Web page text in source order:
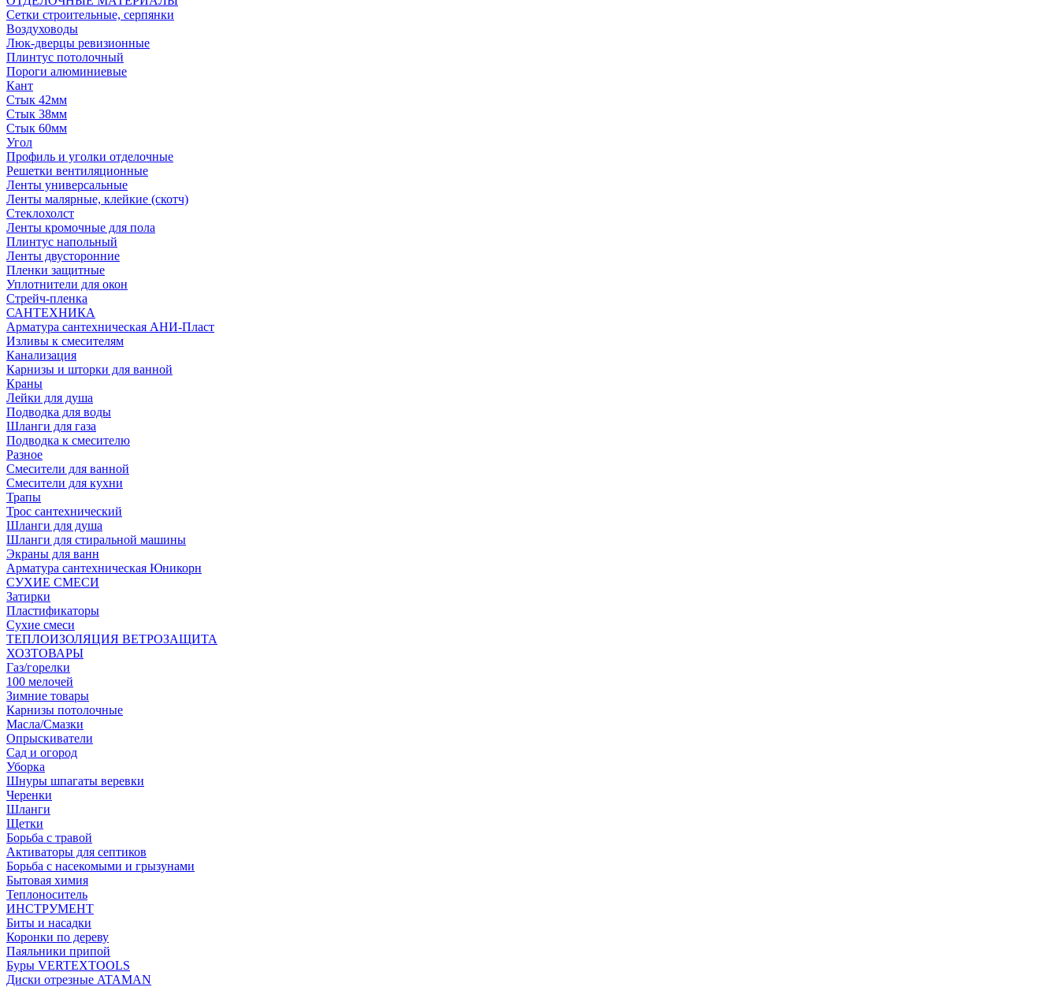
Сетки строительные, серпянки
Воздуховоды
Люк-дверцы ревизионные
Плинтус потолочный
Пороги алюминиевые
Кант
Стык 42мм
Стык 38мм
Стык 60мм
Угол
Профиль и уголки отделочные
Решетки вентиляционные
Ленты универсальные
Ленты малярные, клейкие (скотч)
Стеклохолст
Ленты кромочные для пола
Плинтус напольный
Ленты двусторонние
Пленки защитные
Уплотнители для окон
Стрейч-пленка
САНТЕХНИКА
Арматура сантехническая АНИ-Пласт
Изливы к смесителям
Канализация
Карнизы и шторки для ванной
Краны
Лейки для душа
Подводка для воды
Шланги для газа
Подводка к смесителю
Разное
Смесители для ванной
Смесители для кухни
Трапы
Трос сантехнический
Шланги для душа
Шланги для стиральной машины
Экраны для ванн
Арматура сантехническая Юникорн
СУХИЕ СМЕСИ
Затирки
Пластификаторы
Сухие смеси
ТЕПЛОИЗОЛЯЦИЯ ВЕТРОЗАЩИТА
ХОЗТОВАРЫ
Газ/горелки
100 мелочей
Зимние товары
Карнизы потолочные
Масла/Смазки
Опрыскиватели
Сад и огород
Уборка
Шнуры шпагаты веревки
Черенки
Шланги
Щетки
Борьба с травой
Активаторы для септиков
Борьба с насекомыми и грызунами
Бытовая химия
Теплоноситель
ИНСТРУМЕНТ
Биты и насадки
Коронки по дереву
Паяльники припой
Буры VERTEXTOOLS
Диски отрезные ATAMAN